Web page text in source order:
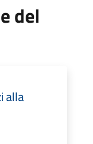
del
alla